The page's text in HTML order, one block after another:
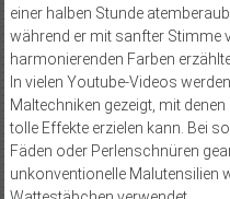
einer halben Stunde
während er mit sanfter Stimme
harmonierenden Farben
In vielen Youtube-Videos
Maltechniken gezeigt, mit
tolle Effekte erzielen kann. Bei
Fäden oder Perlenschnüren
unkonventionelle Malutensilien